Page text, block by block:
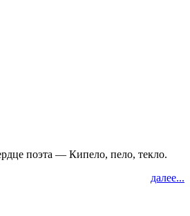
поэта — Кипело, пело, текло.
далее...